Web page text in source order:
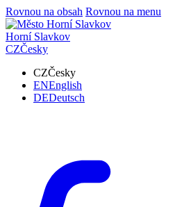
Rovnou na obsah Rovnou na menu
Horní Slavkov
CZČesky
CZČesky
ENEnglish
DEDeutsch